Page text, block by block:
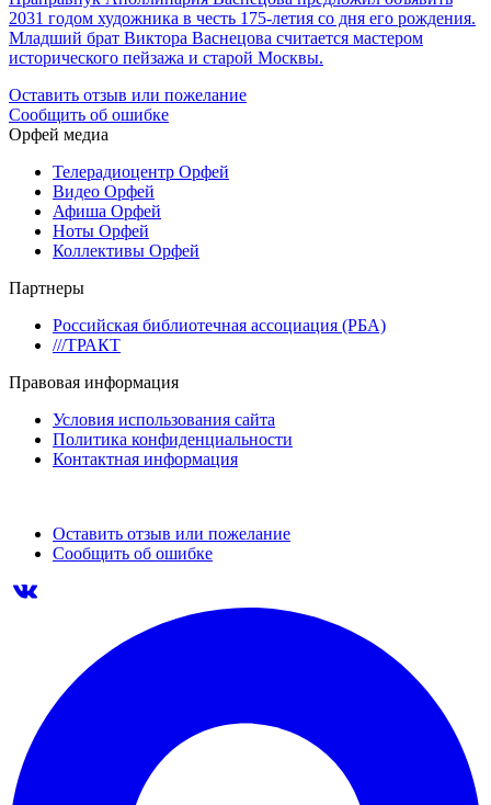
2031 годом художника в честь 175-летия со дня его рождения.
Младший брат Виктора Васнецова считается мастером
исторического пейзажа и старой Москвы.
Оставить отзыв или пожелание
Сообщить об ошибке
Орфей медиа
Телерадиоцентр Орфей
Видео Орфей
Афиша Орфей
Ноты Орфей
Коллективы Орфей
Партнеры
Российская библиотечная ассоциация (РБА)
///ТРАКТ
Правовая информация
Условия использования сайта
Политика конфиденциальности
Контактная информация
Оставить отзыв или пожелание
Сообщить об ошибке